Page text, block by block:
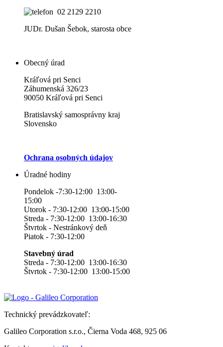
02 2129 2210
JUDr. Dušan Šebok, starosta obce
Obecný úrad
Kráľová pri Senci
Záhumenská 326/23
90050 Kráľová pri Senci
Bratislavský samosprávny kraj
Slovensko
Ochrana osobných údajov
Úradné hodiny
Pondelok -7:30-12:00 13:00-
15:00
Utorok - 7:30-12:00 13:00-15:00
Streda - 7:30-12:00 13:00-16:30
Štvrtok - Nestránkový deň
Piatok - 7:30-12:00
Stavebný úrad
Streda - 7:30-12:00 13:00-16:30
Štvrtok - 7:30-12:00 13:00-15:00
Technický prevádzkovateľ:
Galileo Corporation s.r.o., Čierna Voda 468, 925 06